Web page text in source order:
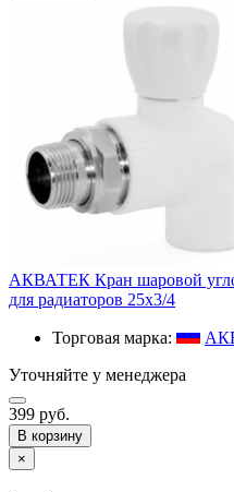
АКВАТЕК Кран шаровой
для радиаторов 25x3/4
Торговая марка:
Уточняйте у менеджера
399 руб.
В корзину
×